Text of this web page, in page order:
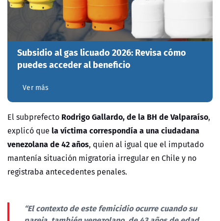
Subsidio al gas licuado 2026: Revisa cómo
puedes acceder al beneficio
Ver más
El subprefecto Rodrigo Gallardo, de la BH de Valparaíso,
explicó que la víctima correspondía a una ciudadana
venezolana de 42 años, quien al igual que el imputado
mantenía situación migratoria irregular en Chile y no
registraba antecedentes penales.
“El contexto de este femicidio ocurre cuando su